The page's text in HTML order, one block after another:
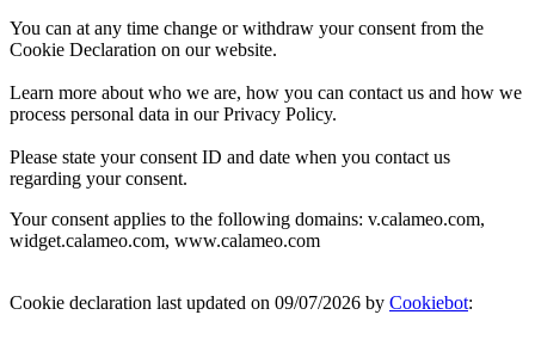
You can at any time change or withdraw your consent from the
Cookie Declaration on our website.
Learn more about who we are, how you can contact us and how we
process personal data in our Privacy Policy.
Please state your consent ID and date when you contact us
regarding your consent.
Your consent applies to the following domains: v.calameo.com,
widget.calameo.com, www.calameo.com
Cookie declaration last updated on 09/07/2026 by Cookiebot: